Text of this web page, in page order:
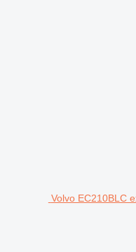
Volvo EC210BLC